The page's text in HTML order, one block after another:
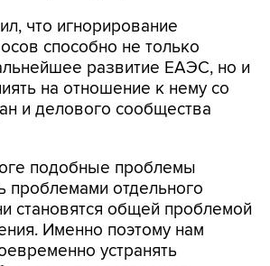
что игнорирование
способно не только
развитие ЕАЭС, но и
на отношение к нему со
и делового сообщества
подобные проблемы
проблемами отдельного
становятся общей проблемой
Именно поэтому нам
устранять